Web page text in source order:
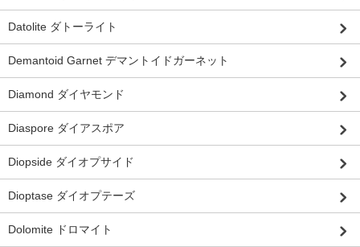
Datolite ダトーライト
Demantoid Garnet デマントイドガーネット
Diamond ダイヤモンド
Diaspore ダイアスポア
Diopside ダイオプサイド
Dioptase ダイオプテーズ
Dolomite ドロマイト